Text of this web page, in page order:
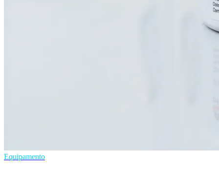
Equipamento